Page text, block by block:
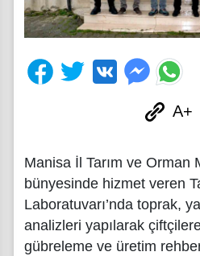
A+
Manisa İl Tarım ve Orman
bünyesinde hizmet veren
Laboratuvarı’nda toprak,
analizleri yapılarak
gübreleme ve üretim